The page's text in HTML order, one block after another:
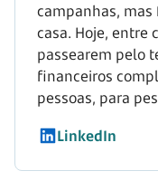
campanhas,
casa. Hoje, entre
passearem pelo
financeiros
pessoas, para
LinkedIn